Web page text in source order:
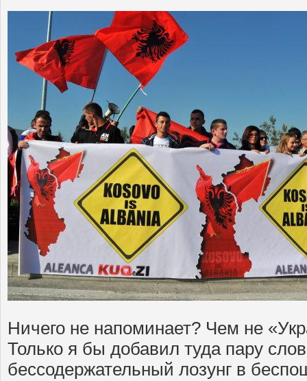
Ничего не напоминает? Чем не
Только я бы добавил туда пару
бессодержательный лозунг в